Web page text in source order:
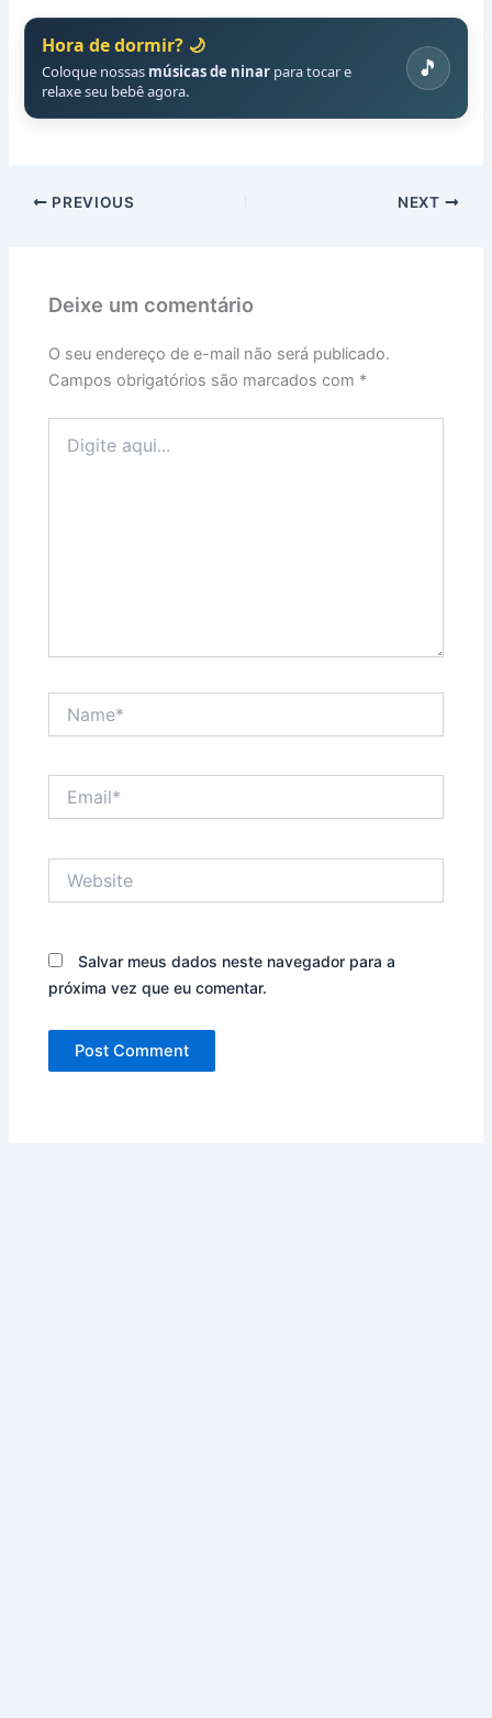
Hora de dormir? 🌙
Coloque nossas músicas de ninar para tocar e
relaxe seu bebê agora.
🎵
PREVIOUS NEXT
Deixe um comentário
O seu endereço de e-mail não será publicado.
Campos obrigatórios são marcados com *
aqui...
Salvar meus dados neste navegador para a
próxima vez que eu comentar.